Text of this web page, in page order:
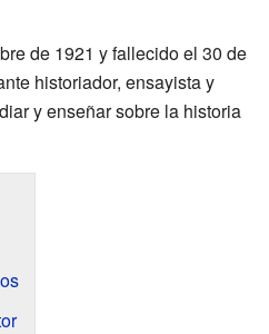
de 1921 y fallecido el 30 de
historiador, ensayista y
y enseñar sobre la historia